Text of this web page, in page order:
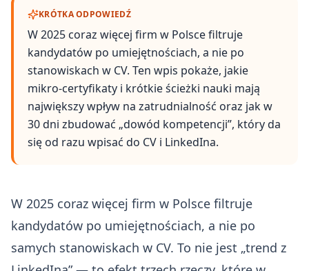
KRÓTKA ODPOWIEDŹ
W 2025 coraz więcej firm w Polsce filtruje
kandydatów po umiejętnościach, a nie po
stanowiskach w CV. Ten wpis pokaże, jakie
mikro‑certyfikaty i krótkie ścieżki nauki mają
największy wpływ na zatrudnialność oraz jak w
30 dni zbudować „dowód kompetencji”, który da
się od razu wpisać do CV i LinkedIna.
W 2025 coraz więcej firm w Polsce filtruje
kandydatów po umiejętnościach, a nie po
samych stanowiskach w CV. To nie jest „trend z